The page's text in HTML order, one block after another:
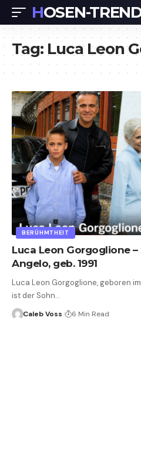
HOSEN-
Tag: Luca Leon
BERÜHMTHEIT
Luca Leon Gorgoglione
Angelo, geb. 1991
Luca Leon Gorgoglione, geboren
ist der Sohn…
Caleb Voss 6 Min Read